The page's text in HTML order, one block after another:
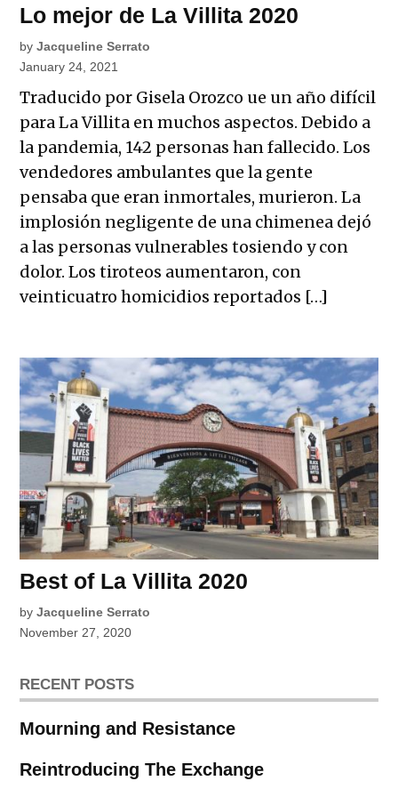
Lo mejor de La Villita 2020
by Jacqueline Serrato
January 24, 2021
Traducido por Gisela Orozco ue un año difícil
para La Villita en muchos aspectos. Debido a
la pandemia, 142 personas han fallecido. Los
vendedores ambulantes que la gente
pensaba que eran inmortales, murieron. La
implosión negligente de una chimenea dejó
a las personas vulnerables tosiendo y con
dolor. Los tiroteos aumentaron, con
veinticuatro homicidios reportados […]
Best of La Villita 2020
by Jacqueline Serrato
November 27, 2020
RECENT POSTS
Mourning and Resistance
Reintroducing The Exchange